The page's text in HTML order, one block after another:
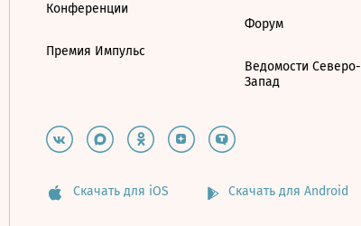
Конференции
Премия Импульс
Форум
Ведомости Северо-
Запад
Скачать для iOS Скачать для Android